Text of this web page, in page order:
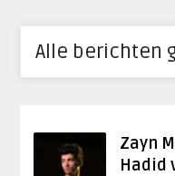
Alle berichten
Zayn
Hadid